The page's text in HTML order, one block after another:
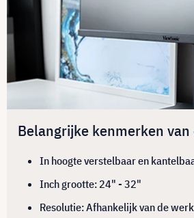
Belangrijke kenmerken
In hoogte verstelbaar en
Inch grootte: 24" - 32"
Resolutie: Afhankelijk van de